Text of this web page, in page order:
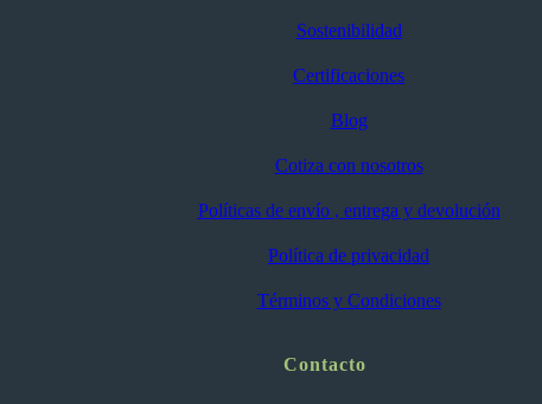
Sostenibilidad
Certificaciones
Blog
Cotiza con nosotros
Políticas de envío , entrega y devolución
Política de privacidad
Términos y Condiciones
Contacto